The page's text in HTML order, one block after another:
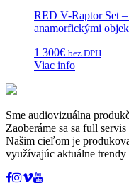
RED V-Raptor Set
anamorfickými
1 300€ bez DPH
Viac info
Sme audiovizuálna
Zaoberáme sa sa full
Našim cieľom je
využívajúc aktuálne trendy